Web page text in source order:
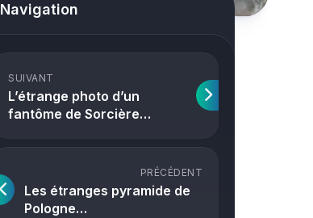
conspiracy
Horreur
Crime
Navigation
SUIVANT
L’étrange photo d’un
fantôme de Sorcière…
PRÉCÉDENT
Les étranges pyramide de
Pologne…